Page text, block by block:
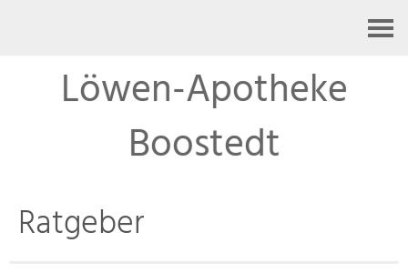
Löwen-Apotheke
Boostedt
Ratgeber